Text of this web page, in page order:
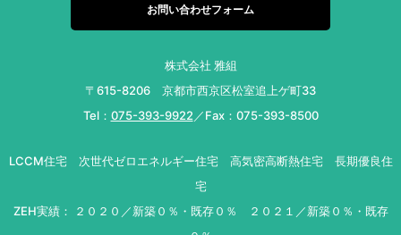
お問い合わせフォーム
株式会社 雅組
〒615-8206 京都市西京区松室追上ゲ町33
Tel： 075-393-9922 ／Fax：075-393-8500
LCCM住宅 次世代ゼロエネルギー住宅 高気密高断熱住宅 長期優良住
宅
ZEH実績： ２０２０／新築０％・既存０％ ２０２１／新築０％・既存